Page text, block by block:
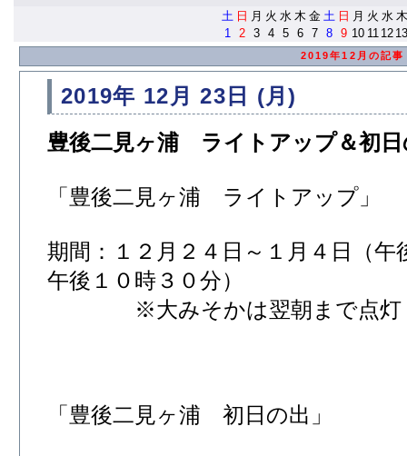
土 日 月 火 水 木 金 土 日 月 火 水 木
1
2 3 4 5 6 7 8 9 10 11 12 13
2019年12月の記事
2019年 12月 23日 (月)
豊後二見ヶ浦 ライトアップ＆初
「豊後二見ヶ浦 ライトアップ」
期間：１２月２４日～１月４日（午
午後１０時３０分）
※大みそかは翌朝まで点灯
「豊後二見ヶ浦 初日の出」